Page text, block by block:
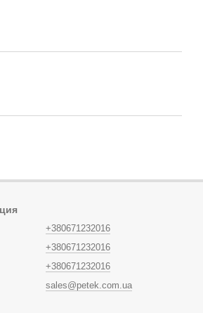
+380671232016
+380671232016
+380671232016
sales@petek.com.ua